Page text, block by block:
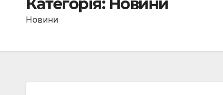
Категорія: Новини
Новини